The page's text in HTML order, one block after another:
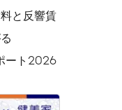
と反響賃
ート2026